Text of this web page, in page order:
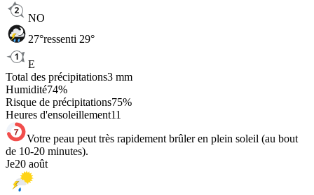
NO
27°ressenti 29°
E
Total des précipitations3 mm
Humidité74%
Risque de précipitations75%
Heures d'ensoleillement11
Votre peau peut très rapidement brûler en plein soleil (au bout
de 10-20 minutes).
Je20 août